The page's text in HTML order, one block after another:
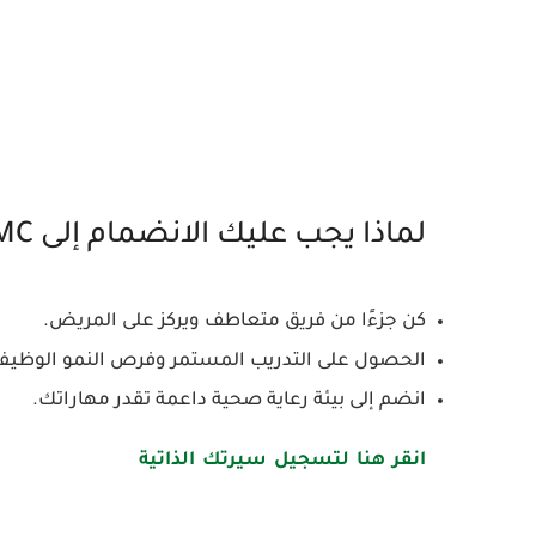
لماذا يجب عليك الانضمام إلى NMC؟
كن جزءًا من فريق متعاطف ويركز على المريض.
الحصول على التدريب المستمر وفرص النمو
انضم إلى بيئة رعاية صحية داعمة تقدر مهاراتك.
انقر هنا لتسجيل سيرتك الذاتية